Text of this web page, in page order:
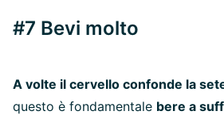
#7 Bevi molto
A volte il cervello confonde la
questo è fondamentale bere a